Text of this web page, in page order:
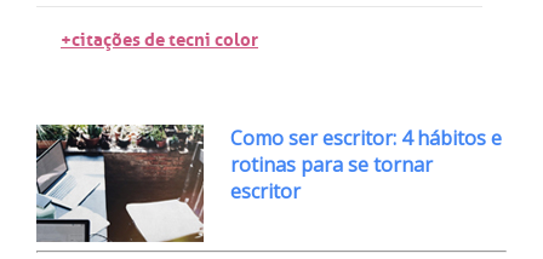
+citações de tecni color
Como ser escritor: 4 hábitos e
rotinas para se tornar
escritor